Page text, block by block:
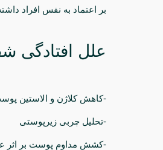
بر اعتماد به نفس افراد
علل افتادگی
-کاهش کلاژن و الاستین
-تحلیل چربی زیرپوستی
-کشش مداوم پوست بر اثر